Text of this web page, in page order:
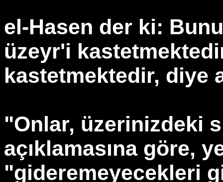
el-Hasen der ki:
üzeyr'i
kastetmektedir, diye
"Onlar, üzerinizdeki
açıklamasına göre,
"gideremeyecekleri